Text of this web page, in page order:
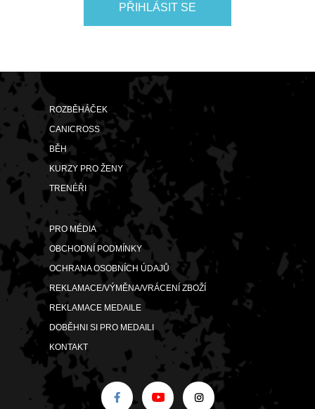
PŘIHLÁSIT SE
ROZBĚHÁČEK
CANICROSS
BĚH
KURZY PRO ŽENY
TRENÉŘI
PRO MÉDIA
OBCHODNÍ PODMÍNKY
OCHRANA OSOBNÍCH ÚDAJŮ
REKLAMACE/VÝMĚNA/VRÁCENÍ ZBOŽÍ
REKLAMACE MEDAILE
DOBĚHNI SI PRO MEDAILI
KONTAKT